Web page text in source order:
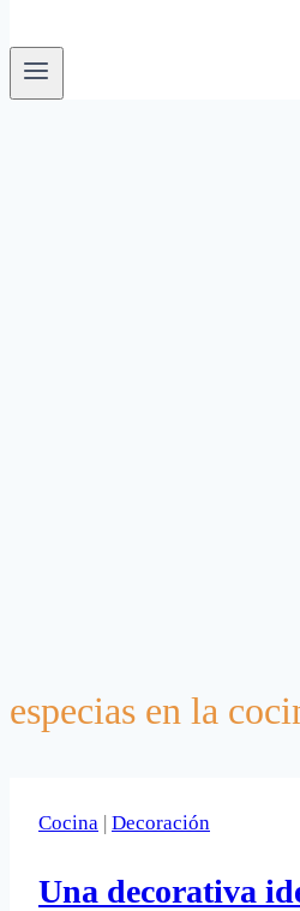
especias en la
Cocina | Decoración
Una decorativa